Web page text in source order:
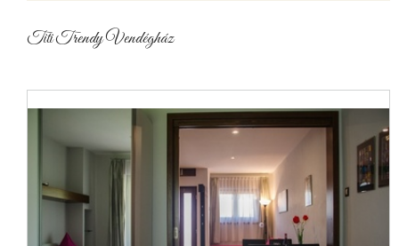
Titi Trendy Vendégház